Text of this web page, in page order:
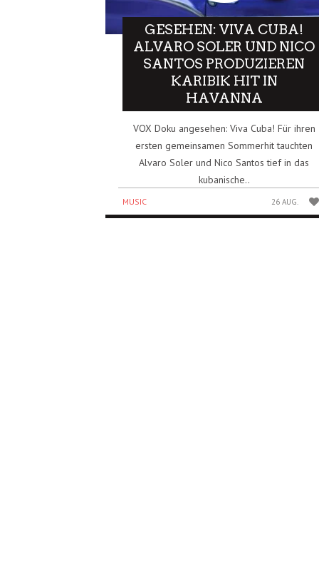
GESEHEN: VIVA CUBA!
ALVARO SOLER UND NICO
SANTOS PRODUZIEREN
KARIBIK HIT IN
HAVANNA
VOX Doku angesehen: Viva Cuba! Für ihren
ersten gemeinsamen Sommerhit tauchten
Alvaro Soler und Nico Santos tief in das
kubanische..
MUSIC 26 AUG.